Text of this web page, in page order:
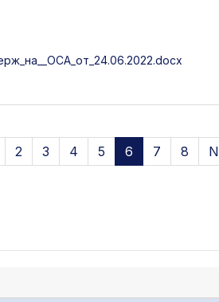
2 3 4 5 6 7 8